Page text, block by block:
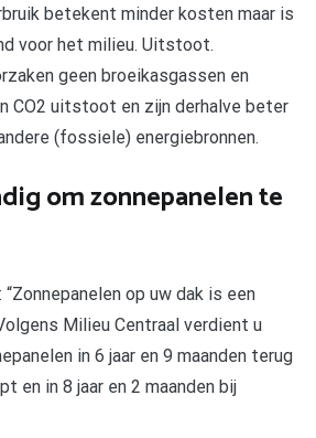
betekent minder kosten maar is
voor het milieu. Uitstoot.
geen broeikasgassen en
CO2 uitstoot en zijn derhalve beter
(fossiele) energiebronnen.
om zonnepanelen te
op uw dak is een
Milieu Centraal verdient u
in 6 jaar en 9 maanden terug
en in 8 jaar en 2 maanden bij